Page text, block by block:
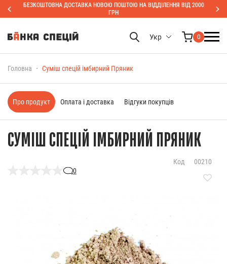
БЕЗКОШТОВНА ДОСТАВКА НОВОЮ ПОШТОЮ НА ВІДДІЛЕННЯ ВІД 2000
ГРН
Укр 0
Головна Суміш спецій імбирний Пряник
СУМІШ СПЕЦІЙ ІМБИРНИЙ ПРЯНИК
0
Код 00210
Про продукт Оплата і доставка Відгуки покупців